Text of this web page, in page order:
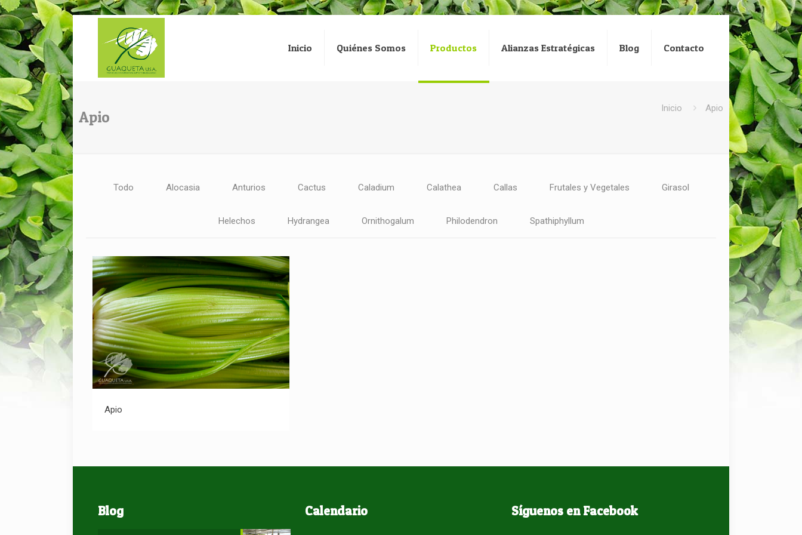
Inicio Quiénes Somos Productos Alianzas Estratégicas Blog Contacto
Apio Inicio Apio
Todo Alocasia Anturios Cactus Caladium Calathea Callas Frutales y Vegetales Girasol
Helechos Hydrangea Ornithogalum Philodendron Spathiphyllum
Apio
Blog Calendario Síguenos en Facebook